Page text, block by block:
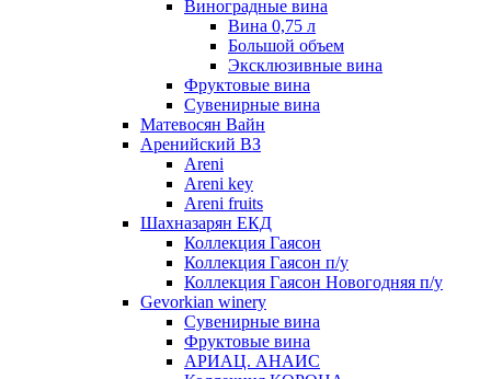
Виноградные вина
Вина 0,75 л
Большой объем
Эксклюзивные вина
Фруктовые вина
Cувенирные вина
Матевосян Вайн
Аренийский ВЗ
Areni
Areni key
Areni fruits
Шахназарян ЕКД
Коллекция Гаясон
Коллекция Гаясон п/у
Коллекция Гаясон Новогодняя п/у
Gevorkian winery
Сувенирные вина
Фруктовые вина
АРИАЦ. АНАИС